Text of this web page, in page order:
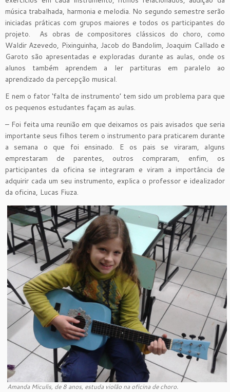
música trabalhada, harmonia e melodia. No segundo semestre serão
iniciadas práticas com grupos maiores e todos os participantes do
projeto. As obras de compositores clássicos do choro, como
Waldir Azevedo, Pixinguinha, Jacob do Bandolim, Joaquim Callado e
Garoto são apresentadas e exploradas durante as aulas, onde os
alunos também aprendem a ler partituras em paralelo ao
aprendizado da percepção musical.
E nem o fator ‘falta de instrumento’ tem sido um problema para que
os pequenos estudantes façam as aulas.
– Foi feita uma reunião em que deixamos os pais avisados que seria
importante seus filhos terem o instrumento para praticarem durante
a semana o que foi ensinado. E os pais se viraram, alguns
emprestaram de parentes, outros compraram, enfim, os
participantes da oficina se integraram e viram a importância de
adquirir cada um seu instrumento, explica o professor e idealizador
da oficina, Lucas Fiuza.
Amanda Miculis, de 8 anos, estuda violão na oficina de choro.